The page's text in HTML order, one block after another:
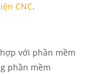
CNC.
với phần mềm
phần mềm